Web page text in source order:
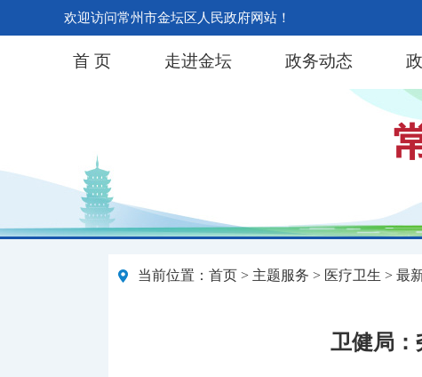
欢迎访问常州市金坛区人民政府网站！
首 页 走进金坛 政务动态
当前位置： 首页 > 主题服务 > 医疗卫生 > 最
卫健局：